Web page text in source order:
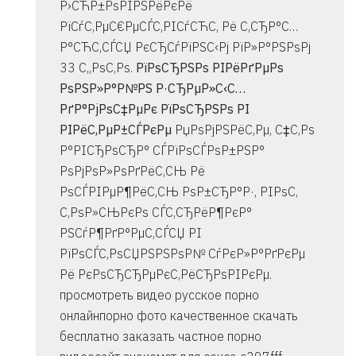
Р›СЋР±РѕРІРЅРёРєРё
РїСѓС‚РµС€РµСЃС‚РІСѓСЋС‚ Рё С‚СЂР°С…
Р°СЋС‚СЃСЏ РєСЂСѓРїРЅС‹Рј РїР»Р°РЅРѕРј
33 С„РѕС‚Рѕ. РїРѕСЂРЅРѕ РІРёРґРµРѕ
РѕРЅР»Р°Р№РЅ Р·СЂРµР»С‹С…
РґР°РјРѕС‡РµРє РїРѕСЂРЅРѕ РІ
РІРёС‚РµР±СЃРєРµ РџРѕРјРЅРёС‚Рµ, С‡С‚Рѕ
Р°РІСЂРѕСЂР° СЃРїРѕСЃРѕР±РЅР°
РѕРјРѕР»РѕРґРёС‚СЊ Рё
РѕСЃРІРµР¶РёС‚СЊ РѕР±СЂР°Р·, РІРѕС‚
С‚РѕР»СЊРєРѕ СЃС‚СЂРёР¶РєР°
РЅСѓР¶РґР°РµС‚СЃСЏ РІ
РїРѕСЃС‚РѕСЏРЅРЅРѕР№ СѓРєР»Р°РґРєРµ
Рё РєРѕСЂСЂРµРєС‚РёСЂРѕРІРєРµ.
просмотреть видео русское порно
онлайнпорно фото качественное скачать
бесплатно заказать частное порно